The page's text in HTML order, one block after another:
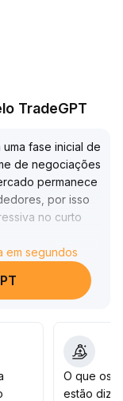
TradeGPT
fase inicial de
de negociações
permanece
por isso
no curto
atentos ao
(como a
temporário,
com
não confirme,
em segundos
O que os
estão